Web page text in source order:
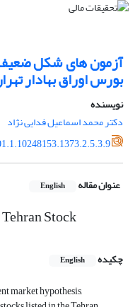
آزمون های شکل ضعیف
بورس اوراق بهادار
نویسنده
دکتر محمد اسماعیل فدایی نژاد
عنوان مقاله English
Stock
چکیده English
market hypothesis,